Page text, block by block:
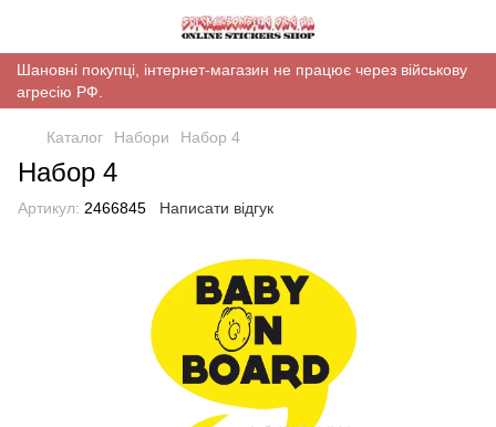
Шановні покупці, інтернет-магазин не працює через військову
агресію РФ.
Каталог Набори Набор 4
Набор 4
Артикул: 2466845 Написати відгук